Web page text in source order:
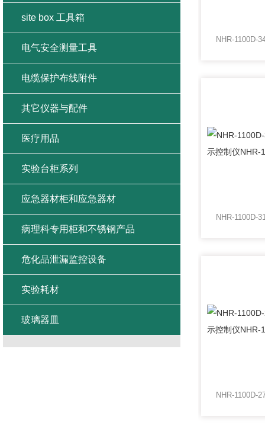
site box 工具箱
电气安全测量工具
电缆保护布线附件
其它仪器与配件
医疗用品
实验台柜系列
应急器材柜和应急器材
病理科专用柜和不锈钢产品
危化品泄漏监控设备
实验耗材
玻璃器皿